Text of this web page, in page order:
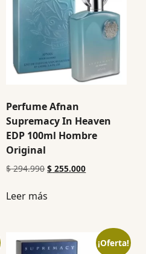
Perfume Afnan
Supremacy In Heaven
EDP 100ml Hombre
Original
$294.990 $ 255.000
Leer más
¡Oferta!